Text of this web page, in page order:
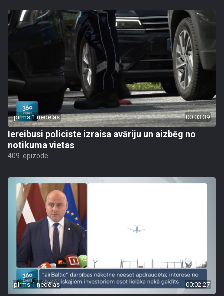
pirms 1 nedēļas 00:03:39
Iereibusi policiste izraisa avāriju un aizbēg no
notikuma vietas
409. epizode
pirms 1 nedēļas 00:02:27